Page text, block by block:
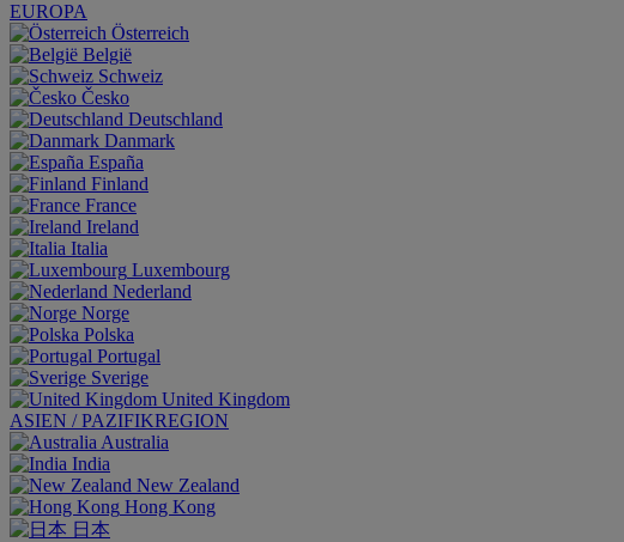
EUROPA
Österreich
België
Schweiz
Česko
Deutschland
Danmark
España
Finland
France
Ireland
Italia
Luxembourg
Nederland
Norge
Polska
Portugal
Sverige
United Kingdom
ASIEN / PAZIFIKREGION
Australia
India
New Zealand
Hong Kong
日本